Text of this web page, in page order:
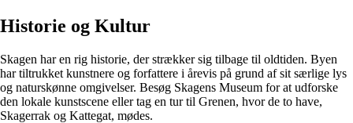
Historie og Kultur
Skagen har en rig historie, der strækker sig tilbage til oldtiden. Byen
har tiltrukket kunstnere og forfattere i årevis på grund af sit særlige lys
og naturskønne omgivelser. Besøg Skagens Museum for at udforske
den lokale kunstscene eller tag en tur til Grenen, hvor de to have,
Skagerrak og Kattegat, mødes.